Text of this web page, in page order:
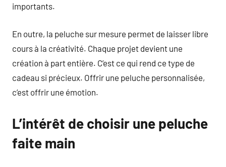
importants.
En outre, la peluche sur mesure permet de laisser libre
cours à la créativité. Chaque projet devient une
création à part entière. C’est ce qui rend ce type de
cadeau si précieux. Offrir une peluche personnalisée,
c’est offrir une émotion.
L’intérêt de choisir une peluche
faite main